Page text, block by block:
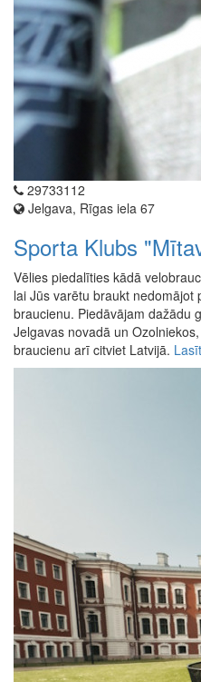
29733112
Jelgava, Rīgas iela 67
Sporta Klubs
Vēlies piedalīties kādā
lai Jūs varētu braukt
braucienu. Piedāvājam dažādu
Jelgavas novadā un
braucienu arī citviet Latvijā.